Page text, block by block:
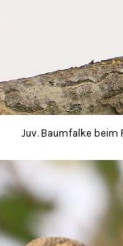
Juv. Baumfalke beim